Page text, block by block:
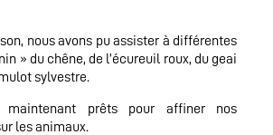
nous avons pu assister à différentes
» du chêne, de l’écureuil roux, du geai
sylvestre.
maintenant prêts pour affiner nos
les animaux.